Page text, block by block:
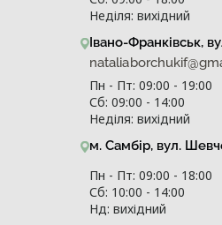
Неділя: вихідний
Івано-Франківськ,
Пн - Пт: 09:00 - 19:00
Сб: 09:00 - 14:00
Неділя: вихідний
м. Самбір, вул.
Пн - Пт: 09:00 - 18:00
Сб: 10:00 - 14:00
Нд: вихідний